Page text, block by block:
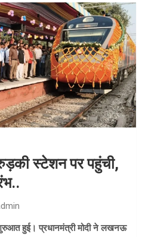
स्टेशन पर पहुंची,
हुई। प्रधानमंत्री मोदी ने लखनऊ